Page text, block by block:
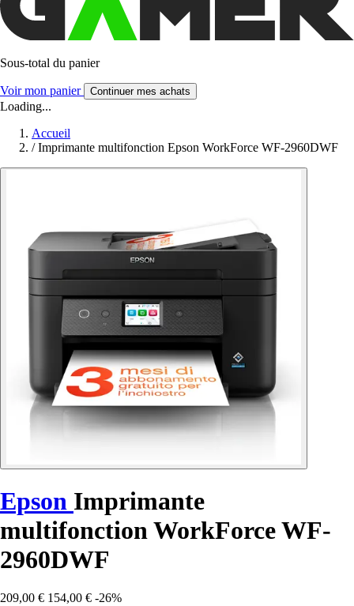
Sous-total du panier
Voir mon panier Continuer mes achats
Loading...
Accueil
/ Imprimante multifonction Epson WorkForce WF-2960DWF
Epson Imprimante
multifonction WorkForce WF-
2960DWF
209,00 € 154,00 € -26%